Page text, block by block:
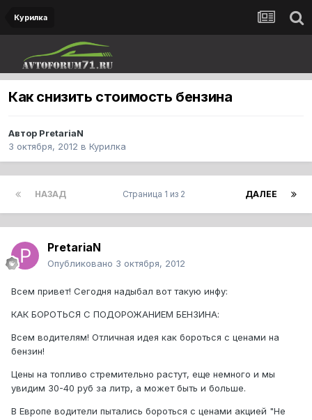
Курилка
Как снизить стоимость бензина
Автор PretariaN
3 октября, 2012 в Курилка
НАЗАД ДАЛЕЕ
Страница 1 из 2
PretariaN
Опубликовано 3 октября, 2012
Всем привет! Сегодня надыбал вот такую инфу:
КАК БОРОТЬСЯ С ПОДОРОЖАНИЕМ БЕНЗИНА:
Всем водителям! Отличная идея как бороться с ценами на
бензин!
Цены на топливо стремительно растут, еще немного и мы
увидим 30-40 руб за литр, а может быть и больше.
В Европе водители пытались бороться с ценами акцией "Не